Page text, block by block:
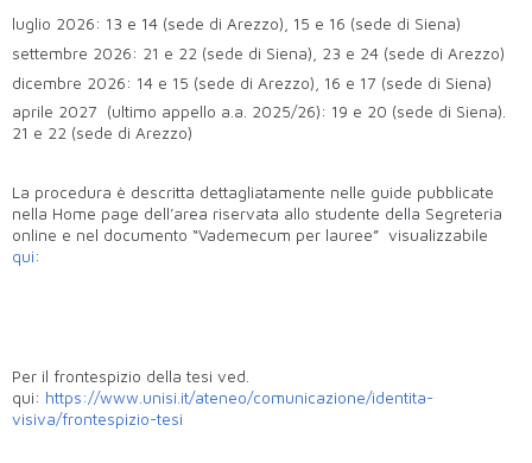
luglio 2026: 13 e 14 (sede di Arezzo), 15 e 16 (sede di Siena)
settembre 2026: 21 e 22 (sede di Siena), 23 e 24 (sede di Arezzo)
dicembre 2026: 14 e 15 (sede di Arezzo), 16 e 17 (sede di Siena)
aprile 2027 (ultimo appello a.a. 2025/26): 19 e 20 (sede di Siena).
21 e 22 (sede di Arezzo)
La procedura è descritta dettagliatamente nelle guide pubblicate
nella Home page dell’area riservata allo studente della Segreteria
online e nel documento “Vademecum per lauree” visualizzabile
qui:
Per il frontespizio della tesi ved.
qui: https://www.unisi.it/ateneo/comunicazione/identita-
visiva/frontespizio-tesi